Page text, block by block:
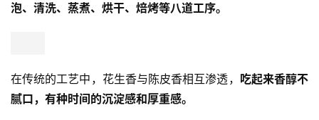
泡、清洗、蒸煮、烘干、焙烤等八道工序。
在传统的工艺中，花生香与陈皮香相互渗透， 吃起来香醇不
腻口，有种时间的沉淀感和厚重感。